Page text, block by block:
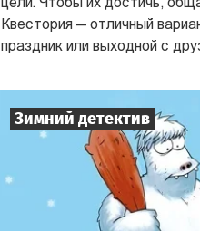
цели. Чтобы их достичь,
Квестория — отличный
праздник или выходной с
Зимний детектив